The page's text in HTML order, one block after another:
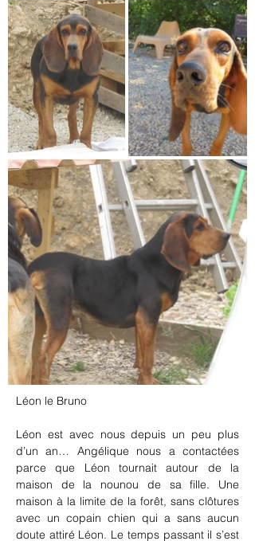
Léon le Bruno
Léon est avec nous depuis un peu plus
d’un an… Angélique nous a contactées
parce que Léon tournait autour de la
maison de la nounou de sa fille. Une
maison à la limite de la forêt, sans clôtures
avec un copain chien qui a sans aucun
doute attiré Léon. Le temps passant il s’est